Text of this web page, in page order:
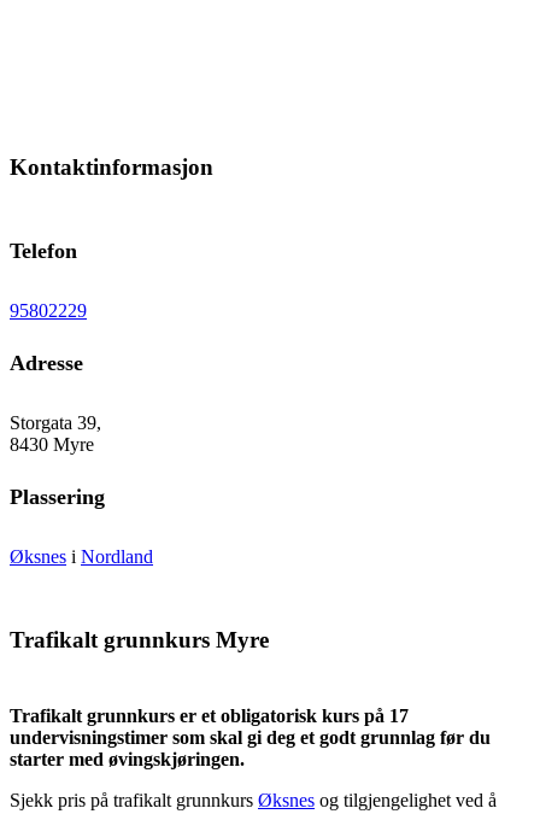
Kontaktinformasjon
Telefon
95802229
Adresse
Storgata 39,
8430 Myre
Plassering
Øksnes i Nordland
Trafikalt grunnkurs Myre
Trafikalt grunnkurs er et obligatorisk kurs på 17
undervisningstimer som skal gi deg et godt grunnlag før du
starter med øvingskjøringen.
Sjekk pris på trafikalt grunnkurs Øksnes og tilgjengelighet ved å